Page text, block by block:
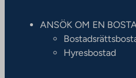
ANSÖK OM EN
Hyresbostad